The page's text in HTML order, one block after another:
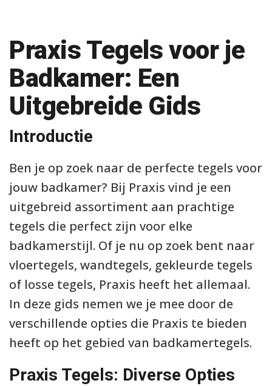
Praxis Tegels voor je
Badkamer: Een
Uitgebreide Gids
Introductie
Ben je op zoek naar de perfecte tegels voor
jouw badkamer? Bij Praxis vind je een
uitgebreid assortiment aan prachtige
tegels die perfect zijn voor elke
badkamerstijl. Of je nu op zoek bent naar
vloertegels, wandtegels, gekleurde tegels
of losse tegels, Praxis heeft het allemaal.
In deze gids nemen we je mee door de
verschillende opties die Praxis te bieden
heeft op het gebied van badkamertegels.
Praxis Tegels: Diverse Opties